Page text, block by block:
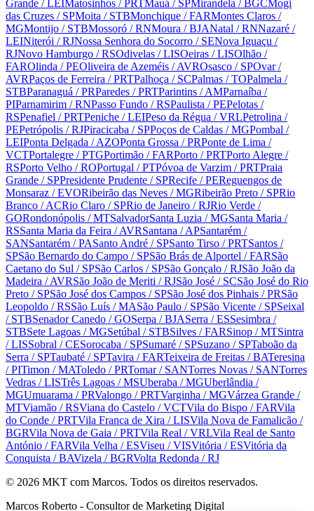
Grande / LEIMatosinhos / PRTMauá / SPMirandela / BGCMogi
das Cruzes / SPMoita / STBMonchique / FARMontes Claros /
MGMontijo / STBMossoró / RNMoura / BJANatal / RNNazaré /
LEINiterói / RJNossa Senhora do Socorro / SENova Iguaçu /
RJNovo Hamburgo / RSOdivelas / LISOeiras / LISOlhão /
FAROlinda / PEOliveira de Azeméis / AVROsasco / SPOvar/
AVRPaços de Ferreira / PRTPalhoça / SCPalmas / TOPalmela /
STBParanaguá / PRParedes / PRTParintins / AMParnaíba /
PIParnamirim / RNPasso Fundo / RSPaulista / PEPelotas /
RSPenafiel / PRTPeniche / LEIPeso da Régua / VRLPetrolina /
PEPetrópolis / RJPiracicaba / SPPoços de Caldas / MGPombal /
LEIPonta Delgada / AZOPonta Grossa / PRPonte de Lima /
VCTPortalegre / PTGPortimão / FARPorto / PRTPorto Alegre /
RSPorto Velho / ROPortugal / PTPóvoa de Varzim / PRTPraia
Grande / SPPresidente Prudente / SPRecife / PEReguengos de
Monsaraz / EVORibeirão das Neves / MGRibeirão Preto / SPRio
Branco / ACRio Claro / SPRio de Janeiro / RJRio Verde /
GORondonópolis / MTSalvadorSanta Luzia / MGSanta Maria /
RSSanta Maria da Feira / AVRSantana / APSantarém /
SANSantarém / PASanto André / SPSanto Tirso / PRTSantos /
SPSão Bernardo do Campo / SPSão Brás de Alportel / FARSão
Caetano do Sul / SPSão Carlos / SPSão Gonçalo / RJSão João da
Madeira / AVRSão João de Meriti / RJSão José / SCSão José do Rio
Preto / SPSão José dos Campos / SPSão José dos Pinhais / PRSão
Leopoldo / RSSão Luís / MASão Paulo / SPSão Vicente / SPSeixal
/ STBSenador Canedo / GOSerpa / BJASerra / ESSesimbra /
STBSete Lagoas / MGSetúbal / STBSilves / FARSinop / MTSintra
/ LISSobral / CESorocaba / SPSumaré / SPSuzano / SPTaboão da
Serra / SPTaubaté / SPTavira / FARTeixeira de Freitas / BATeresina
/ PITimon / MAToledo / PRTomar/ SANTorres Novas / SANTorres
Vedras / LISTrês Lagoas / MSUberaba / MGUberlândia /
MGUmuarama / PRValongo / PRTVarginha / MGVárzea Grande /
MTViamão / RSViana do Castelo / VCTVila do Bispo / FARVila
do Conde / PRTVila Franca de Xira / LISVila Nova de Famalicão /
BGRVila Nova de Gaia / PRTVila Real / VRLVila Real de Santo
António / FARVila Velha / ESViseu / VISVitória / ESVitória da
Conquista / BAVizela / BGRVolta Redonda / RJ
© 2026 MKT com Marcos. Todos os direitos reservados.
Marcos Roberto - Consultor de Marketing Digital